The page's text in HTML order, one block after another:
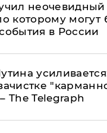
неочевидный
которому могут
в России
The Telegraph